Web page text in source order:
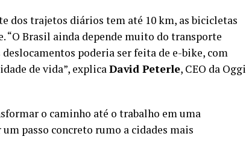
dos trajetos diários tem até 10 km, as bicicletas
Brasil ainda depende muito do transporte
poderia ser feita de e-bike, com
de vida”, explicaDavid Peterle, CEO da Oggi
o caminho até o trabalho em uma
passo concreto rumo a cidades mais